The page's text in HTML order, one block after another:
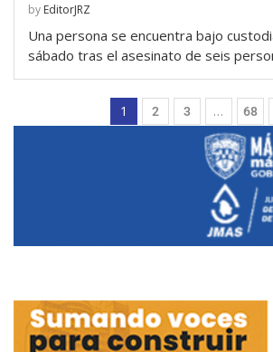
by EditorJRZ
Una persona se encuentra bajo
sábado tras el asesinato de seis
1 2 3 … 68